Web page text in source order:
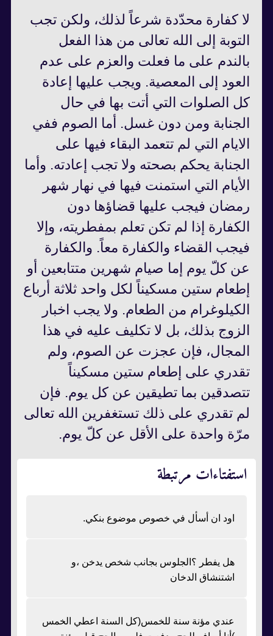
لا كفارة محدّدة شرعاً لذلك، ولكن تجب
التوبة إلى الله تعالى من هذا الفعل
بالندم على ما فعلت والعزم على عدم
العود إلى المعصية. ويجب عليها إعادة
كل الصلوات التي أتت بها في حال
الجنابة ومن دون غسل. أما الصوم ففي
الايام التي لم تتعمد البقاء فيها على
الجنابة يحكم بصحته ولا تجب إعادته. وأما
الأيام التي استمنت فيها في نهار شهر
رمضان فيجب عليها قضاؤها دون
الكفارة إذا لم تكن تعلم بمفطريته، وإلا
فيجب القضاء والكفارة معاً. والكفارة
عن كلّ يوم إما صيام شهرين متتابعين أو
إطعام ستين مسكيناً لكل واحد ثلاثة أرباع
الكيلوغرام من الطعام. ولا يجب اخبار
الزوج بذلك، بل لا تكليف عليه في هذا
المجال، فإن عجزت عن الصوم، ولم
تقدري على إطعام ستين مسكيناً
تتصدقين بما تطيقين عن كل يوم. فإن
لم تقدري على ذلك تستغفرين الله تعالى
مرّة واحدة على الأقل عن كلّ يوم.
استفتاءات مرتبطة
اود ان أسأل في خصوص موضوع بنكي.
هل يفطر ؟الجلوس بجانب شخص يدخن ،و
اشتنشاق الدخان
عندي مؤنة سنة للخمس(كل السنة اعطي الخمس